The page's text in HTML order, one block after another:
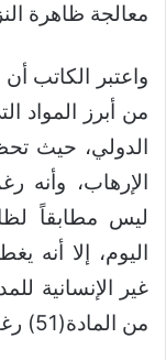
معالجة ظاهرة
من أبرز المواد
الدولي، حيث
الإرهاب، وأنه
ليس مطابقاً
اليوم، إلا أنه
من المادة(51) رغم أن نصها لم يشمل كلمة (ارهاب).